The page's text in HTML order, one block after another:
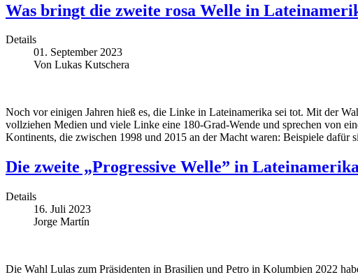
Was bringt die zweite rosa Welle in
Details
01. September 2023
Von Lukas Kutschera
Noch vor einigen Jahren hieß es, die Linke in Lateinamerika sei tot. Mit der
vollziehen Medien und viele Linke eine 180-Grad-Wende und sprechen von
Kontinents, die zwischen 1998 und 2015 an der Macht waren: Beispiele
Die zweite „Progressive Welle” in
Details
16. Juli 2023
Jorge Martín
Die Wahl Lulas zum Präsidenten in Brasilien und Petro in Kolumbien 2022